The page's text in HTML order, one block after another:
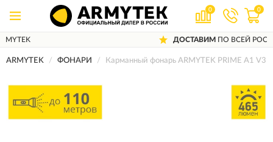
0 0
ДОСТАВИМ ПО ВСЕЙ РОССИИ
ARMYTEK ФОНАРИ Карманный фонарь ARMYTEK PRIME A1 V3